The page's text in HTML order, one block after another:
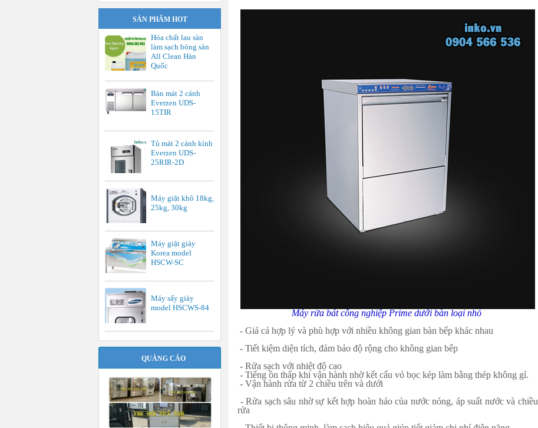
SẢN PHẨM HOT
Hóa chất lau sàn
làm sạch bóng sàn
All Clean Hàn
Quốc
Bàn mát 2 cánh
Everzen UDS-
15TIR
Tủ mát 2 cánh kính
Everzen UDS-
25RIR-2D
Máy giặt khô 18kg,
25kg, 30kg
Máy giặt giày
Korea model
HSCW-SC
Máy sấy giày
model HSCWS-84
QUẢNG CÁO
Máy rửa bát công nghiệp Prime dưới bàn loại nhỏ
- Giá cả hợp lý và phù hợp với nhiều không gian bàn bếp khác nhau
- Tiết kiệm diện tích, đảm bảo độ rộng cho không gian bếp
- Rửa sạch với nhiệt độ cao
- Tiếng ồn thấp khi vận hành nhờ kết cấu vỏ bọc kép làm bằng thép không gỉ.
- Vận hành rửa từ 2 chiều trên và dưới
- Rửa sạch sâu nhờ sự kết hợp hoàn hảo của nước nóng, áp suất nước và chiều
rửa